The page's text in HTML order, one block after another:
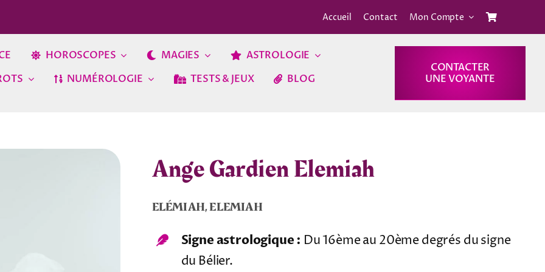
Accueil Contact Mon Compte
HOROSCOPES MAGIES
ASTROLOGIE
NUMÉROLOGIE TESTS & JEUX BLOG
CONTACTER
UNE VOYANTE
Ange Gardien Elemiah
ELÉMIAH, ELEMIAH
Signe astrologique : Du 16ème au 20ème degrés du signe
du Bélier.